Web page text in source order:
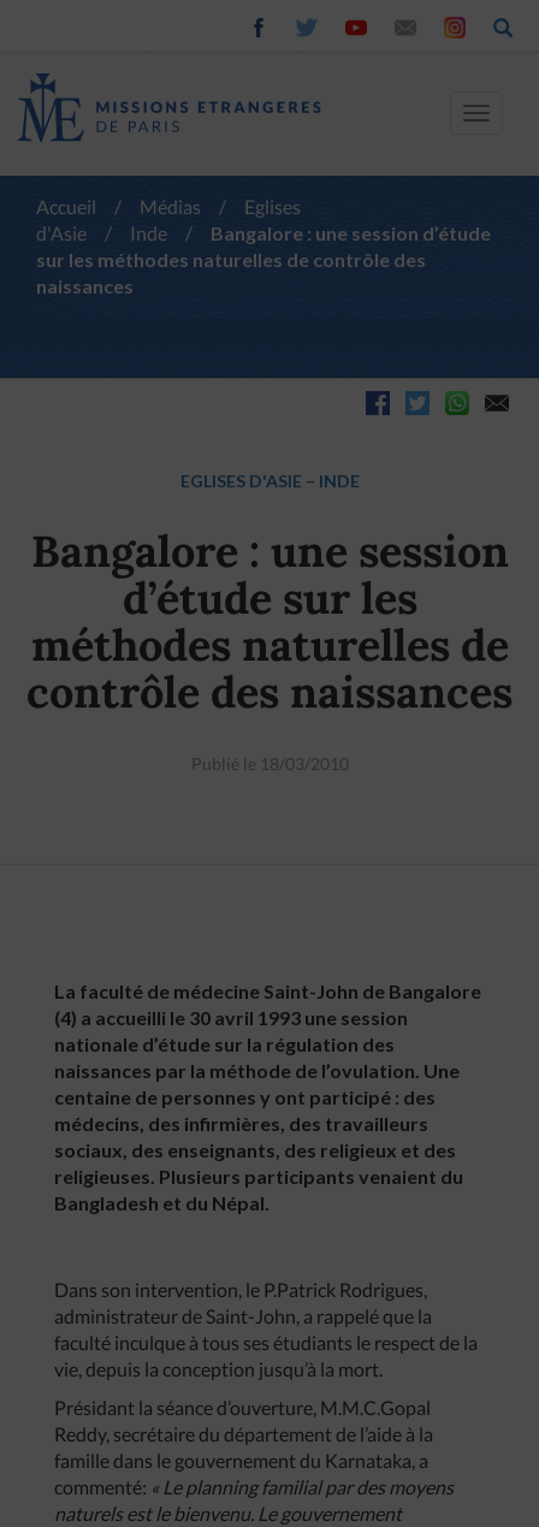
Toggle
Accueil / Médias /
Eglises
d'Asie
/ Inde /
Bangalore : une session d’étude
sur les méthodes naturelles de contrôle des
naissances
EGLISES D'ASIE – INDE
Bangalore : une session
d’étude sur les
méthodes naturelles de
contrôle des naissances
Publié le 18/03/2010
La faculté de médecine Saint-John de Bangalore
(4) a accueilli le 30 avril 1993 une session
nationale d’étude sur la régulation des
naissances par la méthode de l’ovulation. Une
centaine de personnes y ont participé : des
médecins, des infirmières, des travailleurs
sociaux, des enseignants, des religieux et des
religieuses. Plusieurs participants venaient du
Bangladesh et du Népal.
Dans son intervention, le P.Patrick Rodrigues,
administrateur de Saint-John, a rappelé que la
faculté inculque à tous ses étudiants le respect de la
vie, depuis la conception jusqu’à la mort.
Présidant la séance d’ouverture, M.M.C.Gopal
Reddy, secrétaire du département de l’aide à la
famille dans le gouvernement du Karnataka, a
commenté: « Le planning familial par des moyens
naturels est le bienvenu. Le gouvernement